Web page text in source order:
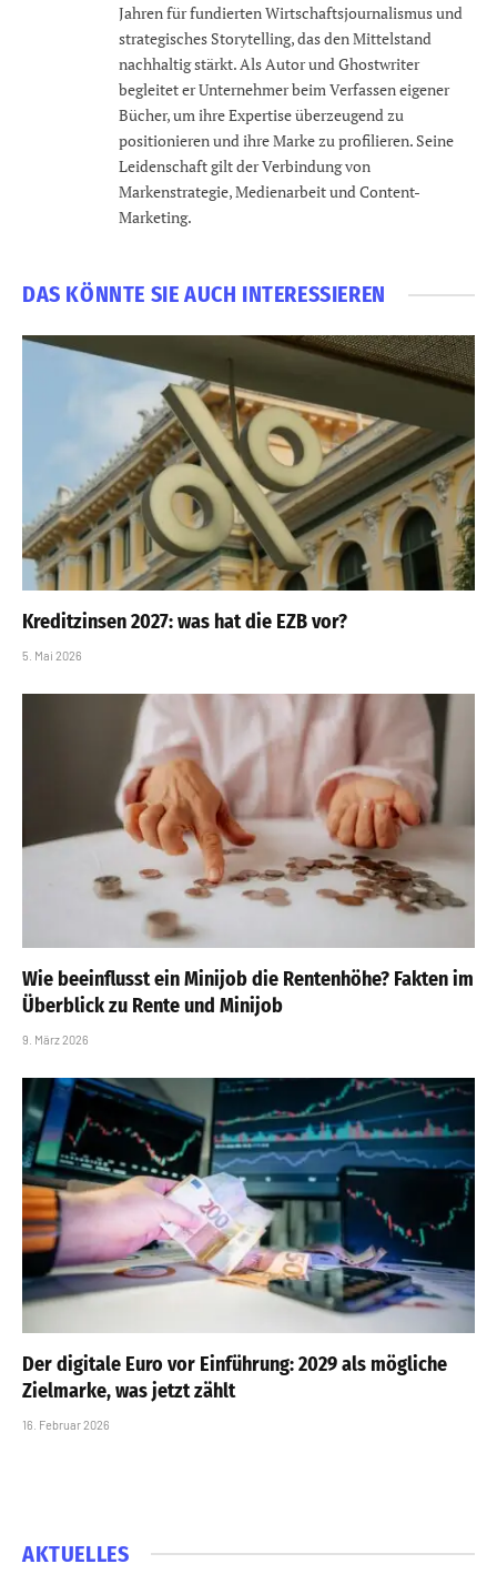
Jahren für fundierten Wirtschaftsjournalismus und
strategisches Storytelling, das den Mittelstand
nachhaltig stärkt. Als Autor und Ghostwriter
begleitet er Unternehmer beim Verfassen eigener
Bücher, um ihre Expertise überzeugend zu
positionieren und ihre Marke zu profilieren. Seine
Leidenschaft gilt der Verbindung von
Markenstrategie, Medienarbeit und Content-
Marketing.
DAS KÖNNTE SIE AUCH INTERESSIEREN
Kreditzinsen 2027: was hat die EZB vor?
5. Mai 2026
Wie beeinflusst ein Minijob die Rentenhöhe? Fakten im
Überblick zu Rente und Minijob
9. März 2026
Der digitale Euro vor Einführung: 2029 als mögliche
Zielmarke, was jetzt zählt
16. Februar 2026
AKTUELLES